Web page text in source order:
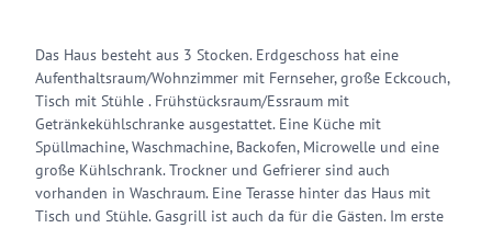
Das Haus besteht aus 3 Stocken. Erdgeschoss hat eine
Aufenthaltsraum/Wohnzimmer mit Fernseher, große Eckcouch,
Tisch mit Stühle . Frühstücksraum/Essraum mit
Getränkekühlschranke ausgestattet. Eine Küche mit
Spüllmachine, Waschmachine, Backofen, Microwelle und eine
große Kühlschrank. Trockner und Gefrierer sind auch
vorhanden in Waschraum. Eine Terasse hinter das Haus mit
Tisch und Stühle. Gasgrill ist auch da für die Gästen. Im erste